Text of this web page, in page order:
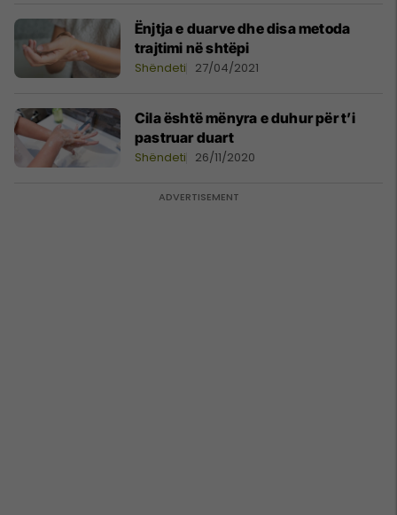
Ënjtja e duarve dhe disa metoda
trajtimi në shtëpi
Shëndeti 27/04/2021
Cila është mënyra e duhur për t’i
pastruar duart
Shëndeti 26/11/2020